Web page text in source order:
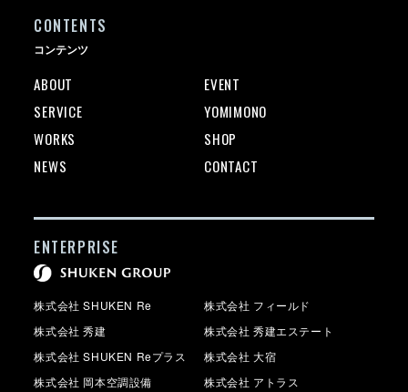
CONTENTS
コンテンツ
ABOUT
EVENT
SERVICE
YOMIMONO
WORKS
SHOP
NEWS
CONTACT
ENTERPRISE
株式会社 SHUKEN Re
株式会社 フィールド
株式会社 秀建
株式会社 秀建エステート
株式会社 SHUKEN Reプラス
株式会社 大宿
株式会社 岡本空調設備
株式会社 アトラス